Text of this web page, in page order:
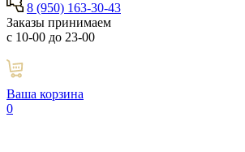
8 (950) 163-30-43
Заказы принимаем
с 10-00 до 23-00
Ваша корзина
0